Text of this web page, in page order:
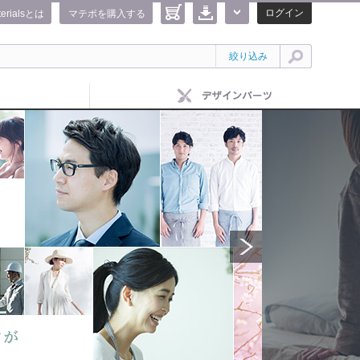
ログイン
マテポを購入する
とは
絞り込み